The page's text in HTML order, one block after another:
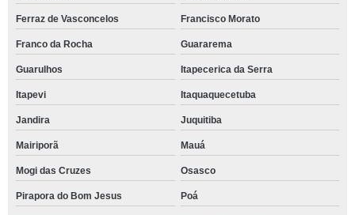
Ferraz de Vasconcelos Francisco Morato
Franco da Rocha Guararema
Guarulhos Itapecerica da Serra
Itapevi Itaquaquecetuba
Jandira Juquitiba
Mairiporã Mauá
Mogi das Cruzes Osasco
Pirapora do Bom Jesus Poá